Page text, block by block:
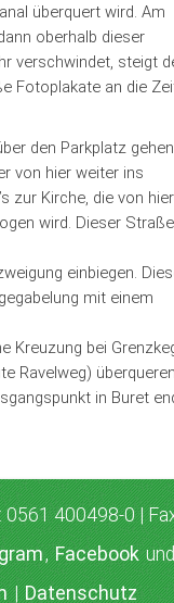
überquert wird. Am
oberhalb dieser
verschwindet, steigt
Fotoplakate an die
den Parkplatz
von hier weiter ins
zur Kirche, die von
wird. Dieser
einbiegen.
mit einem
Kreuzung bei
Ravelweg)
in Buret
0561 400498-0 |
,Facebook
|Datenschutz